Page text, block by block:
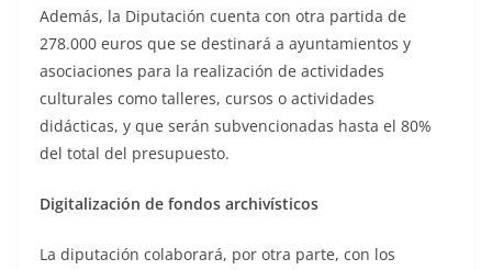
Además, la Diputación cuenta con otra partida de
278.000 euros que se destinará a ayuntamientos y
asociaciones para la realización de actividades
culturales como talleres, cursos o actividades
didácticas, y que serán subvencionadas hasta el 80%
del total del presupuesto.
Digitalización de fondos archivísticos
La diputación colaborará, por otra parte, con los